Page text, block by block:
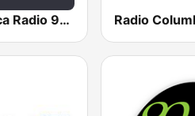
Teletica Radio 91.5 FM Radio